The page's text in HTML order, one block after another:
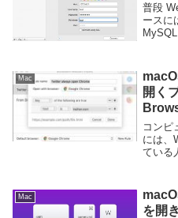
普段
ースに
立ち
不便
Mac
開く
コンピ
には、
ている
用す
って
い分...
Mac
を開